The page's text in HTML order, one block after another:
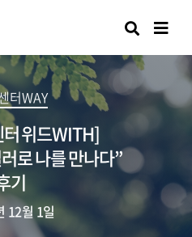
검색
터WAY
위드WITH]
로 나를 만나다”
기
12월 1일